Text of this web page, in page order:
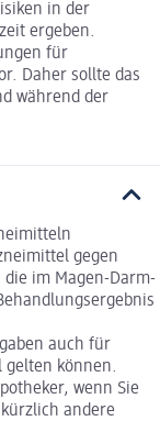
in der
ergeben.
für
Daher sollte das
während der
gegen
im Magen-Darm-
auch für
gelten können.
wenn Sie
andere